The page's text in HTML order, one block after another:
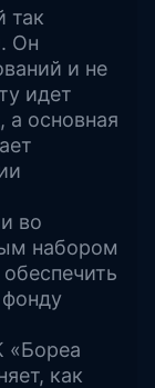
так
Он
и не
идет
а основная
во
набором
«Бореа
как